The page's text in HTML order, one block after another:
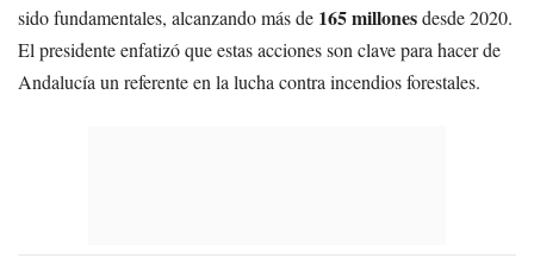
sido fundamentales, alcanzando más de 165 millonesdesde 2020.
El presidente enfatizó que estas acciones son clave para hacer de
Andalucía un referente en la lucha contra incendios forestales.